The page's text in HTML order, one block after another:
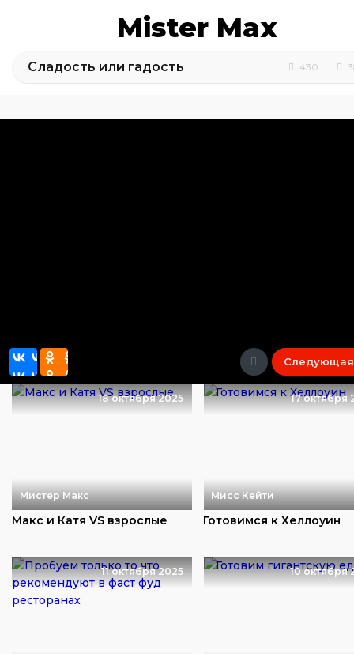
Mister Max
Сладость или гадость 430
Следующая
18 октября 2025
Мистер Макс
Макс и Катя VS взрослые
17 октября
Мисс Кейти
Готовимся к Хеллоуин
11 октября 2025 10 октября